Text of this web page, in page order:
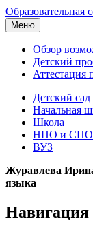
Образовательная
Меню
Обзор
Детский
Аттестация
Детский сад
Начальная
Школа
НПО и СПО
ВУЗ
Журавлева
языка
Навигация